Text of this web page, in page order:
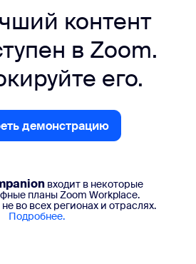
контент
в Zoom.
его.
демонстрацию
демонстрацию
входит в некоторые
планы Zoom Workplace.
во всех регионах и отраслях.
Подробнее.